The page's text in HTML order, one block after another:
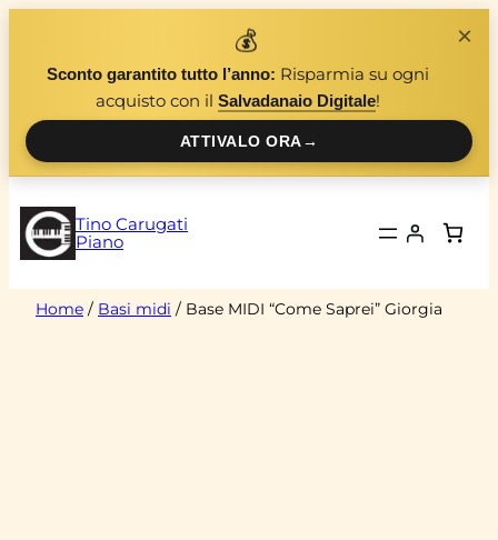
contenuto
💰
Sconto garantito tutto l’anno: Risparmia su ogni
acquisto con il Salvadanaio Digitale!
ATTIVALO ORA→
×
Tino Carugati
Piano
Home / Basi midi / Base MIDI “Come Saprei” Giorgia